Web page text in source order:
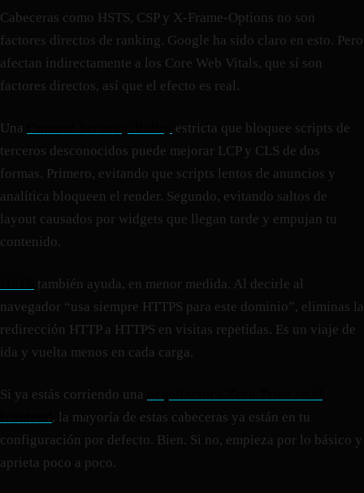
Cabeceras como HSTS, CSP y X-Frame-Options no son
factores directos de ranking. Google ha sido claro en esto. Pero
afectan indirectamente a los Core Web Vitals, que sí son
factores directos, así que el efecto es real.
Una
estricta que bloquee scripts de
terceros desconocidos puede mejorar LCP y CLS de dos
formas. Primero, evitando que scripts lentos de anuncios y
analítica bloqueen el render. Segundo, evitando saltos de
layout causados por widgets que llegan tarde y empujan tu
contenido.
también ayuda, en menor medida. Al decirle al
navegador “usa siempre HTTPS para este dominio”, eliminas la
redirección HTTP a HTTPS en visitas repetidas. Es un viaje de
ida y vuelta menos en cada carga.
Si ya estás corriendo una
, la mayoría de estas cabeceras ya están en tu
configuración por defecto. Bien. Si no, empieza por lo básico y
aprieta poco a poco.